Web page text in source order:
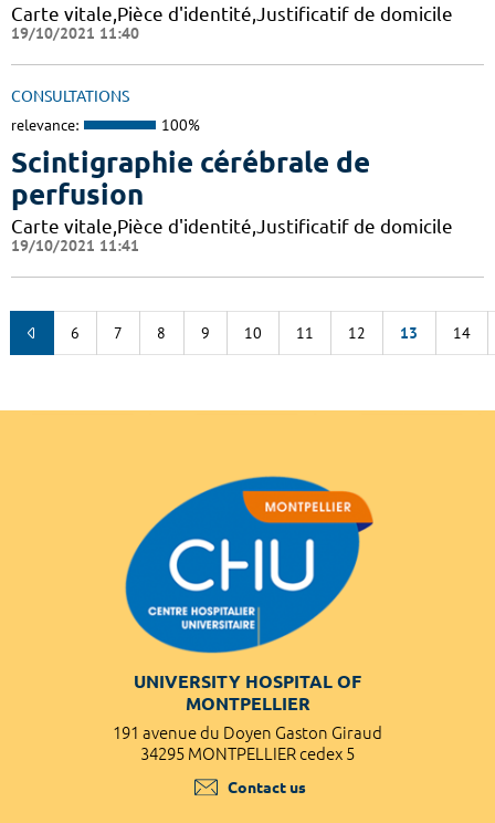
Carte vitale,Pièce d'identité,Justificatif de domicile
19/10/2021 11:40
CONSULTATIONS
relevance: 100%
Scintigraphie cérébrale de
perfusion
Carte vitale,Pièce d'identité,Justificatif de domicile
19/10/2021 11:41
6 7 8 9 10 11 12 13 14
UNIVERSITY HOSPITAL OF
MONTPELLIER
191 avenue du Doyen Gaston Giraud
34295 MONTPELLIER cedex 5
Contact us